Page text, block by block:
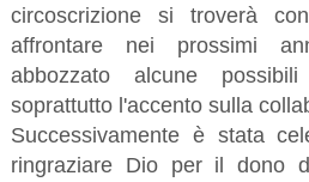
circoscrizione si troverà
affrontare nei prossimi
abbozzato alcune
soprattutto l'accento sulla
Successivamente è stata
ringraziare Dio per il dono